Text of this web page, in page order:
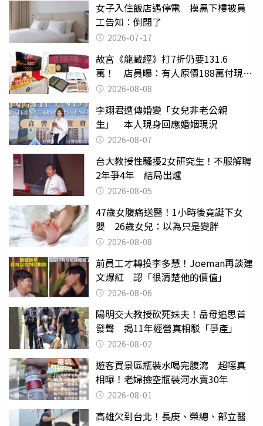
女子入住飯店遇停電 摸黑下樓被員
工告知：倒閉了
2026-07-17
故宮《龍藏經》打7折仍要131.6
萬！ 店員曝：有人原價188萬付現購
買 2026-08-08
李翊君遭傳婚變「女兒非老公親
生」 本人現身回應婚姻現況
2026-08-07
台大教授性騷擾2女研究生！不服解聘
2年爭4年 結局出爐
2026-08-05
47歲女腹痛送醫！1小時後竟誕下女
嬰 26歲女兒：以為只是變胖
2026-08-08
前員工才轉投李多慧！Joeman再談建
文爆紅 認「很清楚他的價值」
2026-08-06
陽明交大教授砍死妹夫！岳母追思首
發聲 揭11年經營真相駁「爭產」
2026-08-02
遊客買景區瓶裝水喝完腹瀉 超噁真
相曝！老婦撿空瓶裝河水賣30年
2026-08-01
高雄欠到台北！長庚、榮總、部立醫